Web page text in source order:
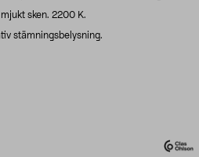
sken. 2200 K.
stämningsbelysning.